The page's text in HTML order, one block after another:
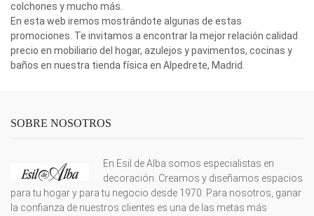
colchones y mucho más.
En esta web iremos mostrándote algunas de estas
promociones. Te invitamos a encontrar la mejor relación calidad
precio en mobiliario del hogar, azulejos y pavimentos, cocinas y
baños en nuestra tienda física en Alpedrete, Madrid.
SOBRE NOSOTROS
En Esil de Alba somos especialistas en
decoración. Creamos y diseñamos espacios
para tu hogar y para tu negocio desde 1970. Para nosotros, ganar
la confianza de nuestros clientes es una de las metas más